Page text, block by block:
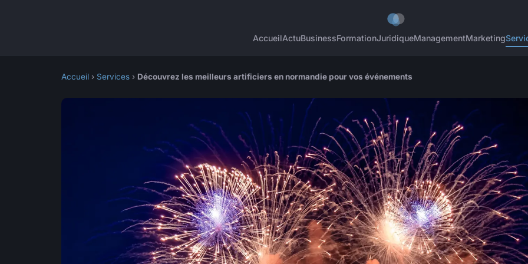
AccueilActuBusinessFormationJuridiqueManagementMarketing
Accueil › Services › Découvrez les meilleurs artificiers en normandie pour vos événements